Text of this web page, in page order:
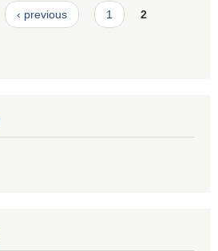
‹ previous 1 2